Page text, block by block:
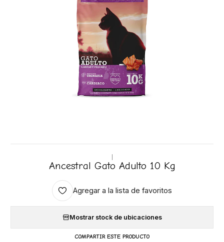
Ancestral Gato Adulto 10 Kg
Agregar a la lista de favoritos
Mostrar stock de ubicaciones
COMPARTIR ESTE PRODUCTO